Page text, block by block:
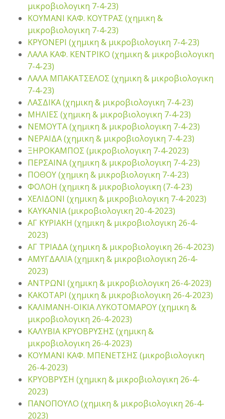
μικροβιολογικη 7-4-23)
ΚΟΥΜΑΝΙ ΚΑΦ. ΚΟΥΤΡΑΣ (χημικη &
μικροβιολογικη 7-4-23)
ΚΡΥΟΝΕΡΙ (χημικη & μικροβιολογικη 7-4-23)
ΛΑΛΑ ΚΑΦ. ΚΕΝΤΡΙΚΟ (χημικη & μικροβιολογικη
7-4-23)
ΛΑΛΑ ΜΠΑΚΑΤΣΕΛΟΣ (χημικη & μικροβιολογικη
7-4-23)
ΛΑΣΔΙΚΑ (χημικη & μικροβιολογικη 7-4-23)
ΜΗΛΙΕΣ (χημικη & μικροβιολογικη 7-4-23)
ΝΕΜΟΥΤΑ (χημικη & μικροβιολογικη 7-4-23)
ΝΕΡΑΙΔΑ (χημικη & μικροβιολογικη 7-4-23)
ΞΗΡΟΚΑΜΠΟΣ (μικροβιολογικη 7-4-2023)
ΠΕΡΣΑΙΝΑ (χημικη & μικροβιολογικη 7-4-23)
ΠΟΘΟΥ (χημικη & μικροβιολογικη 7-4-23)
ΦΟΛΟΗ (χημικη & μικροβιολογικη (7-4-23)
ΧΕΛΙΔΟΝΙ (χημικη & μικροβιολογικη 7-4-2023)
ΚΑΥΚΑΝΙΑ (μικροβιολογικη 20-4-2023)
ΑΓ ΚΥΡΙΑΚΗ (χημικη & μικροβιολογικη 26-4-
2023)
ΑΓ ΤΡΙΑΔΑ (χημικη & μικροβιολογικη 26-4-2023)
ΑΜΥΓΔΑΛΙΑ (χημικη & μικροβιολογικη 26-4-
2023)
ΑΝΤΡΩΝΙ (χημικη & μικροβιολογικη 26-4-2023)
ΚΑΚΟΤΑΡΙ (χημικη & μικροβιολογικη 26-4-2023)
ΚΑΛΙΜΑΝΗ-ΟΙΚΙΑ ΛΥΚΟΤΟΜΑΡΟΥ (χημικη &
μικροβιολογικη 26-4-2023)
ΚΑΛΥΒΙΑ ΚΡΥΟΒΡΥΣΗΣ (χημικη &
μικροβιολογικη 26-4-2023)
ΚΟΥΜΑΝΙ ΚΑΦ. ΜΠΕΝΕΤΣΗΣ (μικροβιολογικη
26-4-2023)
ΚΡΥΟΒΡΥΣΗ (χημικη & μικροβιολογικη 26-4-
2023)
ΠΑΝΟΠΟΥΛΟ (χημικη & μικροβιολογικη 26-4-
2023)